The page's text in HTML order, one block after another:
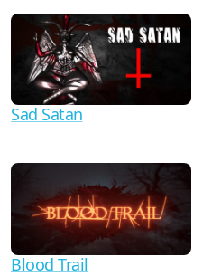
Sad Satan
Blood Trail